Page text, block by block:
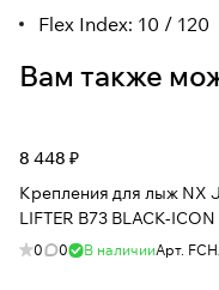
Flex Index: 10 / 120
Вам также
8 448 ₽
Крепления для лыж NX
LIFTER B73 BLACK-ICON
0 0 В наличииАрт.